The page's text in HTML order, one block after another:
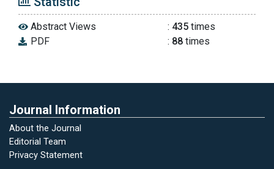
Abstract Views : 435times
PDF
: 88times
Journal Information
About the Journal
Editorial Team
Privacy Statement